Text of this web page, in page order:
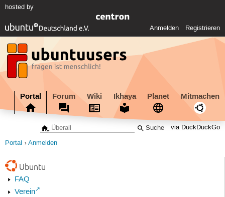
hosted by
Anmelden Registrieren
Portal Forum Wiki Ikhaya Planet Mitmachen
via DuckDuckGo
Portal Anmelden
Ubuntu
FAQ
Verein